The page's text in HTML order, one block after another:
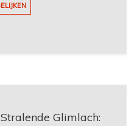
Glimlach: